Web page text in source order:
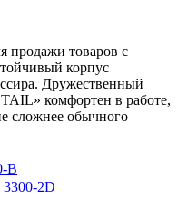
продажи товаров с
корпус
Дружественный
комфортен в работе,
сложнее обычного
В
2D